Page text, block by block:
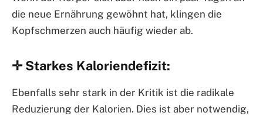
die neue Ernährung gewöhnt hat, klingen die
Kopfschmerzen auch häufig wieder ab.
✛ Starkes Kaloriendefizit:
Ebenfalls sehr stark in der Kritik ist die radikale
Reduzierung der Kalorien. Dies ist aber notwendig,